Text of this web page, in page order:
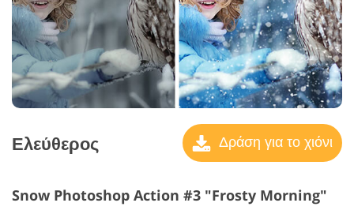
Ελεύθερος Δράση για το χιόνι
Snow Photoshop Action #3 "Frosty Morning"